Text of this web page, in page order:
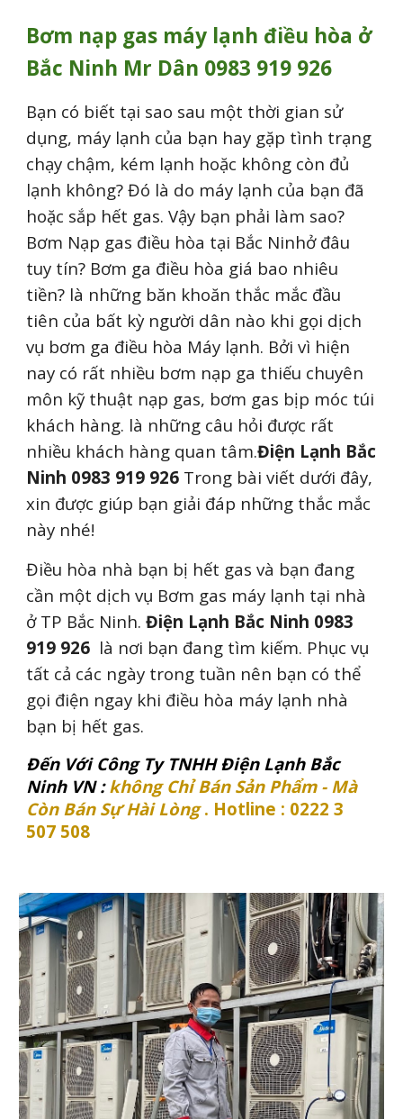
Bơm nạp gas máy lạnh điều hòa ở
Bắc Ninh Mr Dân 0983 919 926
Bạn có biết tại sao sau một thời gian sử
dụng, máy lạnh của bạn hay gặp tình trạng
chạy chậm, kém lạnh hoặc không còn đủ
lạnh không? Đó là do máy lạnh của bạn đã
hoặc sắp hết gas. Vậy bạn phải làm sao?
Bơm Nạp gas điều hòa tại Bắc Ninhở đâu
tuy tín? Bơm ga điều hòa giá bao nhiêu
tiền? là những băn khoăn thắc mắc đầu
tiên của bất kỳ người dân nào khi gọi dịch
vụ bơm ga điều hòa Máy lạnh. Bởi vì hiện
nay có rất nhiều bơm nạp ga thiếu chuyên
môn kỹ thuật nạp gas, bơm gas bịp móc túi
khách hàng. là những câu hỏi được rất
nhiều khách hàng quan tâm.Điện Lạnh Bắc
Ninh 0983 919 926 Trong bài viết dưới đây,
xin được giúp bạn giải đáp những thắc mắc
này nhé!
Điều hòa nhà bạn bị hết gas và bạn đang
cần một dịch vụ Bơm gas máy lạnh tại nhà
ở TP Bắc Ninh.Điện Lạnh Bắc Ninh 0983
919 926 là nơi bạn đang tìm kiếm. Phục vụ
tất cả các ngày trong tuần nên bạn có thể
gọi điện ngay khi điều hòa máy lạnh nhà
bạn bị hết gas.
Đến Với Công Ty TNHH Điện Lạnh Bắc
Ninh VN :không Chỉ Bán Sản Phẩm - Mà
Còn Bán Sự Hài Lòng. Hotline : 0222 3
507 508